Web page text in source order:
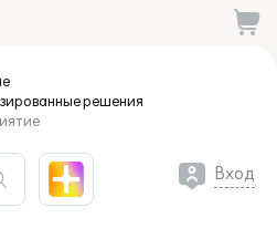
решения
Вход